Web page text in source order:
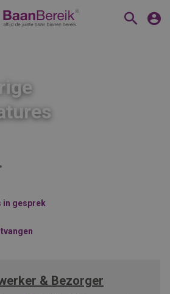
in gesprek
& Bezorger